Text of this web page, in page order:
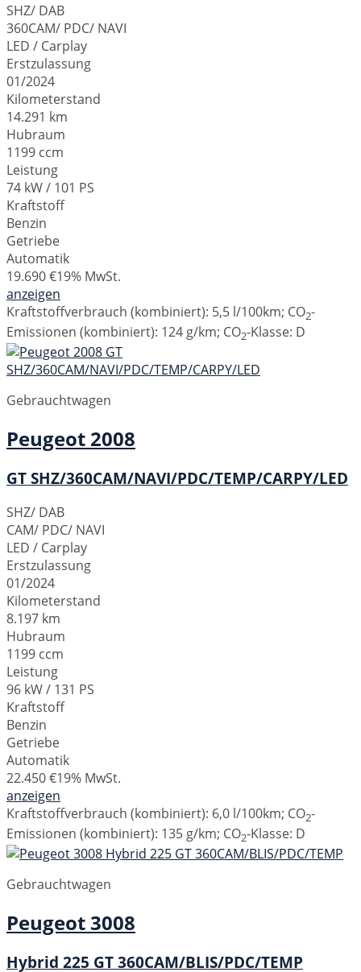
SHZ/ DAB
360CAM/ PDC/ NAVI
LED / Carplay
Erstzulassung
01/2024
Kilometerstand
14.291 km
Hubraum
1199 ccm
Leistung
74 kW / 101 PS
Kraftstoff
Benzin
Getriebe
Automatik
19.690 €19% MwSt.
anzeigen
Kraftstoffverbrauch (kombiniert): 5,5 l/100km; CO2-
Emissionen (kombiniert): 124 g/km; CO2-Klasse: D
Gebrauchtwagen
Peugeot 2008
GT SHZ/360CAM/NAVI/PDC/TEMP/CARPY/LED
SHZ/ DAB
CAM/ PDC/ NAVI
LED / Carplay
Erstzulassung
01/2024
Kilometerstand
8.197 km
Hubraum
1199 ccm
Leistung
96 kW / 131 PS
Kraftstoff
Benzin
Getriebe
Automatik
22.450 €19% MwSt.
anzeigen
Kraftstoffverbrauch (kombiniert): 6,0 l/100km; CO2-
Emissionen (kombiniert): 135 g/km; CO2-Klasse: D
Gebrauchtwagen
Peugeot 3008
Hybrid 225 GT 360CAM/BLIS/PDC/TEMP